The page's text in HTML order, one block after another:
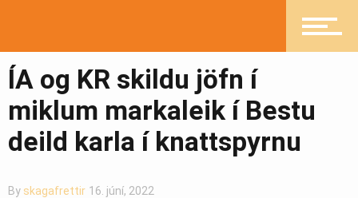
Ljósmyndasafn
ÍA og KR skildu jöfn í
miklum markaleik í Bestu
deild karla í knattspyrnu
By skagafrettir 16. júní, 2022